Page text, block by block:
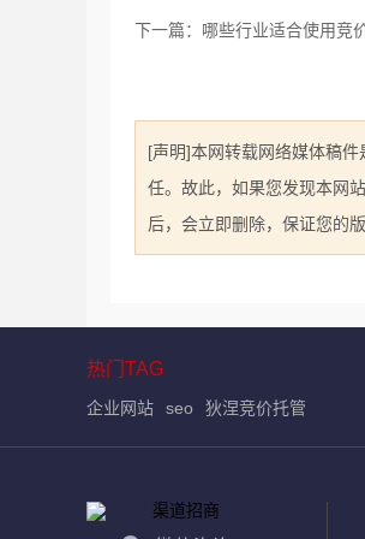
下一篇：哪些行业适合使用竞
[声明]本网转载网络媒体稿
任。故此，如果您发现本网
后，会立即删除，保证您的版
热门TAG
企业网站 seo 狄涅竞价托管